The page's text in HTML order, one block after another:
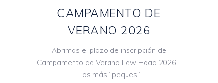
CAMPAMENTO DE
VERANO 2026
¡Abrimos el plazo de inscripción del
Campamento de Verano Lew Hoad 2026!
Los más “peques”